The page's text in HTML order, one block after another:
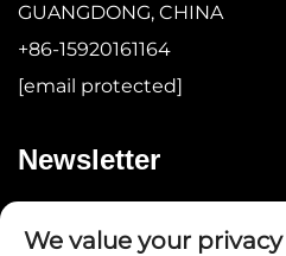
GUANGDONG, CHINA
+86-15920161164
[email protected]
Newsletter
We value your privacy